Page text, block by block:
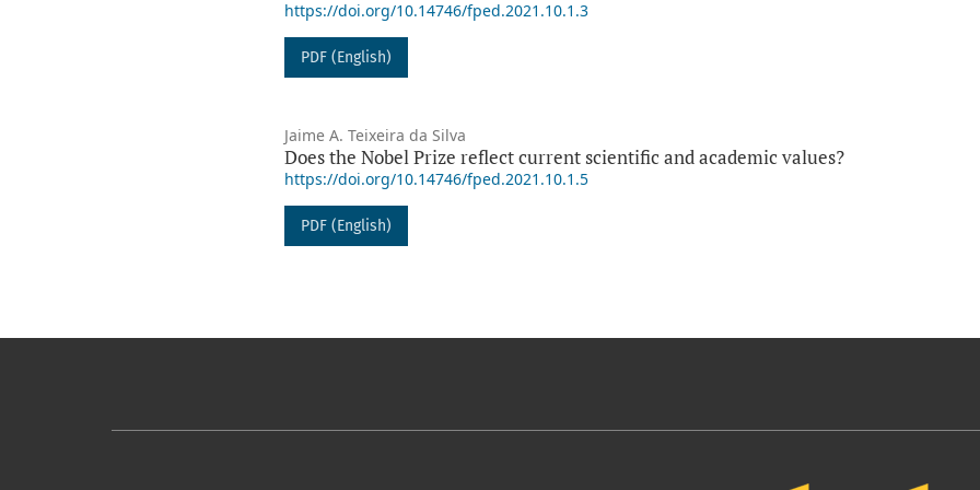
https://doi.org/10.14746/fped.2021.10.1.3
PDF (English)
Jaime A. Teixeira da Silva
Does the Nobel Prize reflect current scientific and academic values?
https://doi.org/10.14746/fped.2021.10.1.5
PDF (English)